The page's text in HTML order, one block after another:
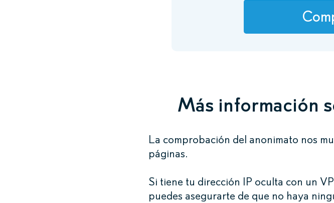
Más información
La comprobación del anonimato nos
páginas.
Si tiene tu dirección IP oculta con un
puedes asegurarte de que no haya